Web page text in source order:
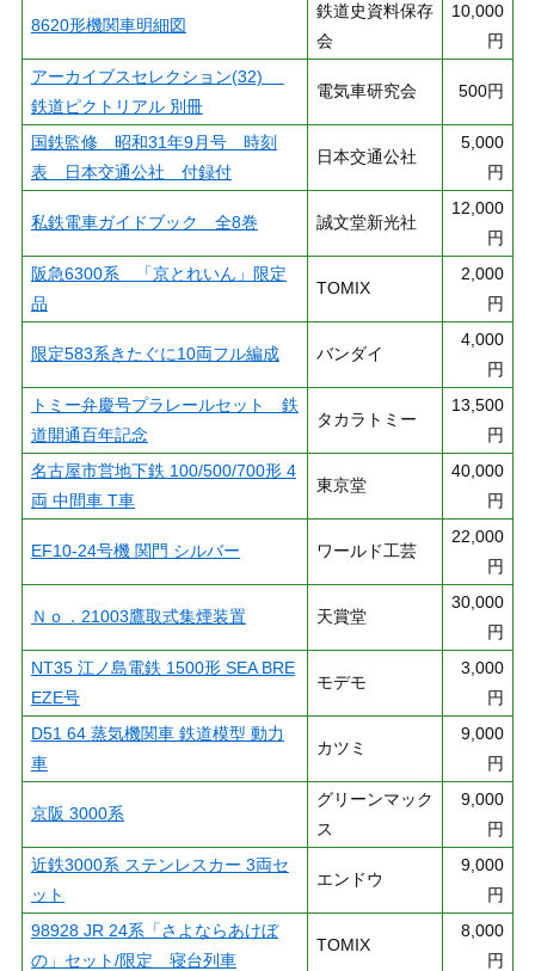
8620形機関車明細図
鉄道史資料保存
会
10,000
円
アーカイブスセレクション(32)
鉄道ピクトリアル 別冊
電気車研究会 500円
国鉄監修 昭和31年9月号 時刻
表 日本交通公社 付録付
日本交通公社
5,000
円
私鉄電車ガイドブック 全8巻 誠文堂新光社
12,000
円
阪急6300系 「京とれいん」限定
品
TOMIX
2,000
円
限定583系きたぐに10両フル編成 バンダイ
4,000
円
トミー弁慶号プラレールセット 鉄
道開通百年記念
タカラトミー
13,500
円
名古屋市営地下鉄 100/500/700形 4
両 中間車 T車
東京堂
40,000
円
EF10-24号機 関門 シルバー ワールド工芸
22,000
円
Ｎｏ．21003鷹取式集煙装置 天賞堂
30,000
円
NT35 江ノ島電鉄 1500形 SEA BRE
EZE号
モデモ
3,000
円
D51 64 蒸気機関車 鉄道模型 動力
車
カツミ
9,000
円
京阪 3000系
グリーンマック
ス
9,000
円
近鉄3000系 ステンレスカー 3両セ
ット
エンドウ
9,000
円
98928 JR 24系「さよならあけぼ
の」セット/限定 寝台列車
TOMIX
8,000
円